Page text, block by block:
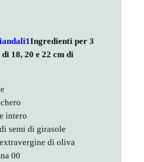
Ingredienti per 3
18, 20 e 22 cm di
intero
semi di girasole
di oliva
00